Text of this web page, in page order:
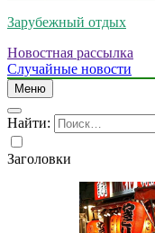
Зарубежный отдых
Новостная рассылка
Случайные новости
Меню
Найти:
Заголовки